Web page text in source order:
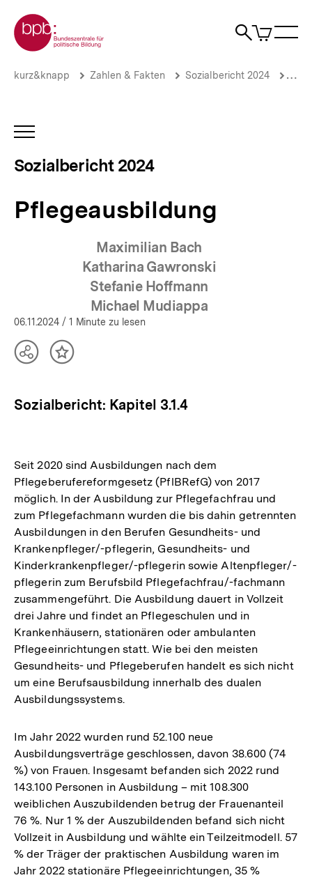
zum
Seiteninhalt
springen
Zur Startseite der bpb
Suche
Artikel
im
Pflegeausbildung
bpb.de
Brotkrümelnavigation
Pfadnavigation
kurz&knapp Zahlen & Fakten Sozialbericht 2024
INHALTSNAVIGATION
Sozialbericht 2024
Pflegeausbildung
Maximilian Bach
Katharina Gawronski
Stefanie Hoffmann
Michael Mudiappa
06.11.2024 / 1 Minute zu lesen
TeilenInhalt
Sozialbericht: Kapitel 3.1.4
Seit 2020 sind Ausbildungen nach dem
Pflegeberufereformgesetz (PflBRefG) von 2017
möglich. In der Ausbildung zur Pflegefachfrau und
zum Pflegefachmann wurden die bis dahin getrennten
Ausbildungen in den Berufen Gesundheits- und
Krankenpfleger/-pflegerin, Gesundheits- und
Kinderkrankenpfleger/-pflegerin sowie Altenpfleger/-
pflegerin zum Berufsbild Pflegefachfrau/-fachmann
zusammengeführt. Die Ausbildung dauert in Vollzeit
drei Jahre und findet an Pflegeschulen und in
Krankenhäusern, stationären oder ambulanten
Pflegeeinrichtungen statt. Wie bei den meisten
Gesundheits- und Pflegeberufen handelt es sich nicht
um eine Berufsausbildung innerhalb des dualen
Ausbildungssystems.
Im Jahr 2022 wurden rund 52.100 neue
Ausbildungsverträge geschlossen, davon 38.600 (74
%) von Frauen. Insgesamt befanden sich 2022 rund
143.100 Personen in Ausbildung – mit 108.300
weiblichen Auszubildenden betrug der Frauenanteil
76 %. Nur 1 % der Auszubildenden befand sich nicht
Vollzeit in Ausbildung und wählte ein Teilzeitmodell. 57
% der Träger der praktischen Ausbildung waren im
Jahr 2022 stationäre Pflegeeinrichtungen, 35 %